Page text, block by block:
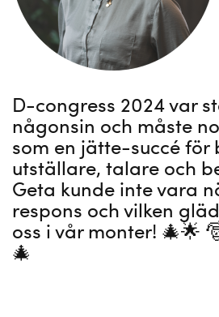
D-congress 2024 var
någonsin och måste
som en jätte-succé för
utställare, talare och
Geta kunde inte vara
respons och vilken
oss i vår monter! 🎄🌟
🎄